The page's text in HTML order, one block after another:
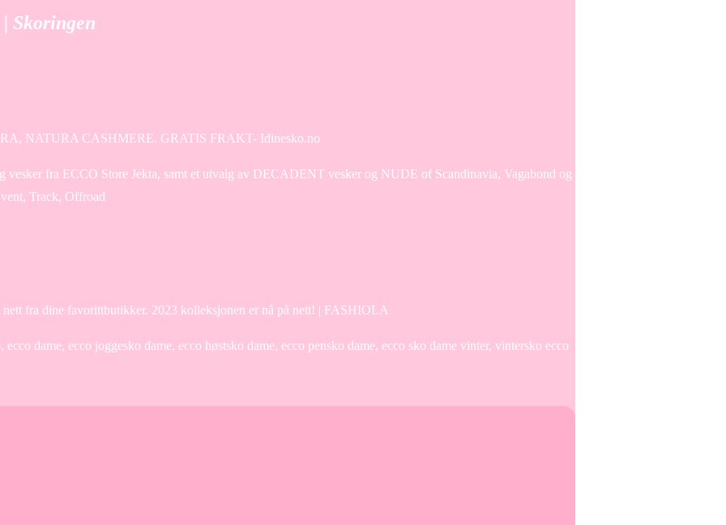
Skoringen
NATURA CASHMERE. GRATIS FRAKT- Idinesko.no
fra ECCO Store Jekta, samt et utvalg av DECADENT vesker og NUDE of Scandinavia, Vagabond og
Track, Offroad
fra dine favorittbutikker. 2023 kolleksjonen er nå på nett! | FASHIOLA
dame, ecco joggesko dame, ecco høstsko dame, ecco pensko dame, ecco sko dame vinter, vintersko ecco